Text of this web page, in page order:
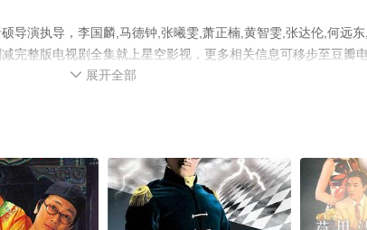
导演执导，李国麟,马德钟,张曦雯,萧正楠,黄智雯,张达伦,何远
完整版电视剧全集就上星空影视，更多相关信息可移步至豆瓣
 展开全部